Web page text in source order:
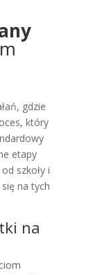
gdzie
który
etapy
szkoły i
na tych
na